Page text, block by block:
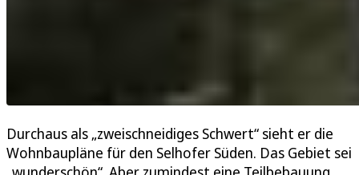
Durchaus als „zweischneidiges Schwert“ sieht er die
Wohnbaupläne für den Selhofer Süden. Das Gebiet sei